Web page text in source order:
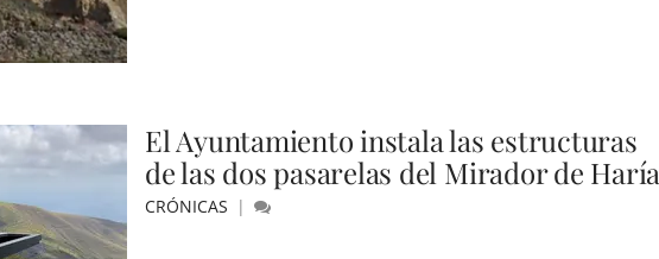
El Ayuntamiento instala las estructuras
de las dos pasarelas del Mirador de Haría
CRÓNICAS